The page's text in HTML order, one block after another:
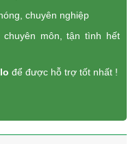
chuyên nghiệp
môn, tận tình hết
để được hỗ trợ tốt nhất !